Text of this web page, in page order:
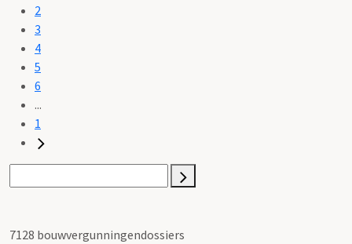
2
3
4
5
6
...
1
7128 bouwvergunningendossiers